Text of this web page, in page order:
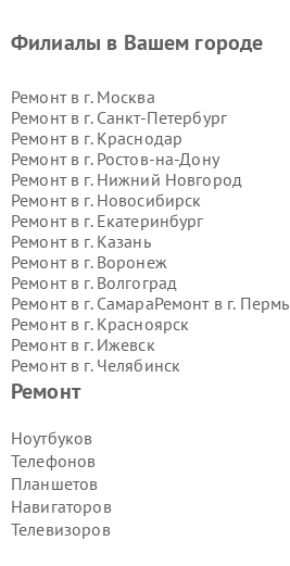
Ремонт
Ноутбуков
Телефонов
Планшетов
Навигаторов
Телевизоров
Филиалы в Вашем городе
Ремонт в г. Москва
Ремонт в г. Санкт-Петербург
Ремонт в г. Краснодар
Ремонт в г. Ростов-на-Дону
Ремонт в г. Нижний Новгород
Ремонт в г. Новосибирск
Ремонт в г. Екатеринбург
Ремонт в г. Казань
Ремонт в г. Воронеж
Ремонт в г. Волгоград
Ремонт в г. СамараРемонт в г. Пермь
Ремонт в г. Красноярск
Ремонт в г. Ижевск
Ремонт в г. Челябинск
Ремонт в г.
Ремонт в г.
Ремонт в г.
Ремонт в г.
Ремонт в г.Тольятти
Ремонт в г.Хабаровск
Ремонт в г.Томск